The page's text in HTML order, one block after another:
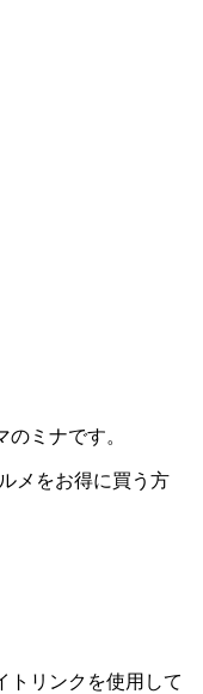
ミナです。
メをお得に買う方
トリンクを使用して